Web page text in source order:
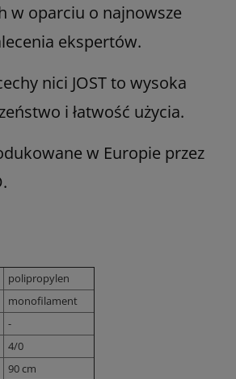
w oparciu o najnowsze
ekspertów.
nici JOST to wysoka
i łatwość użycia.
w Europie przez
polipropylen
monofilament
-
4/0
90 cm